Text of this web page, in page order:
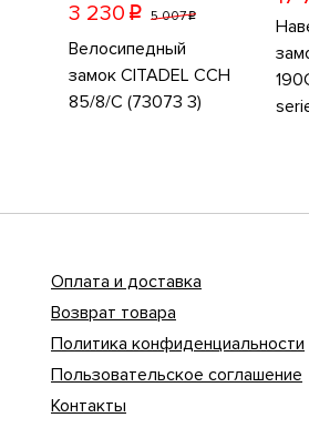
3 230 p 5 007p
Велосипедный
замок CITADEL CCH
85/8/C (73073 3)
Оплата и доставка
Возврат товара
Политика конфиденциальности
Пользовательское соглашение
Контакты